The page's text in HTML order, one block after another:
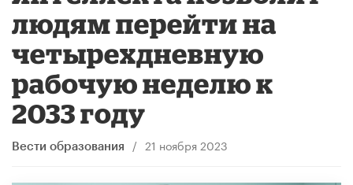
людям перейти на
четырехдневную
рабочую неделю к
2033 году
Вести образования / 21 ноября 2023